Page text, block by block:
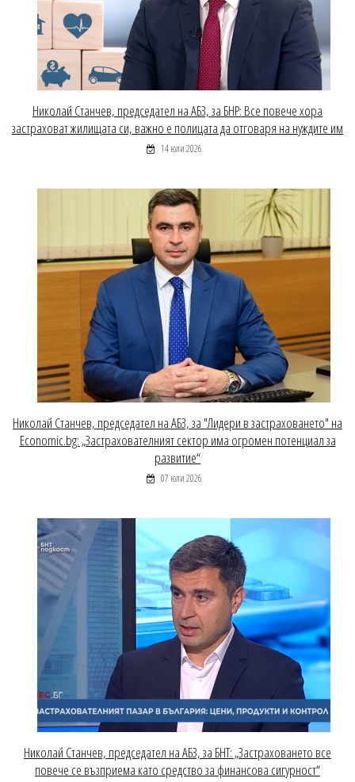
Николай Станчев, председател на АБЗ, за БНР: Все повече хора
застраховат жилищата си, важно е полицата да отговаря на нуждите им
14 юли 2026
Николай Станчев, председател на АБЗ, за "Лидери в застраховането" на
Economic.bg: „Застрахователният сектор има огромен потенциал за
развитие“
07 юли 2026
Николай Станчев, председател на АБЗ, за БНТ: „Застраховането все
повече се възприема като средство за финансова сигурност“